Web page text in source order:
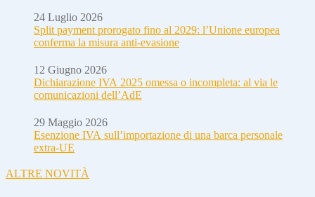
24 Luglio 2026
Split payment prorogato fino al 2029: l’Unione europea
conferma la misura anti-evasione
12 Giugno 2026
Dichiarazione IVA 2025 omessa o incompleta: al via le
comunicazioni dell’AdE
29 Maggio 2026
Esenzione IVA sull’importazione di una barca personale
extra-UE
ALTRE NOVITÀ